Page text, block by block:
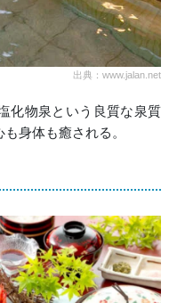
出典：www.jalan.net
化物泉という良質な泉質
身体も癒される。